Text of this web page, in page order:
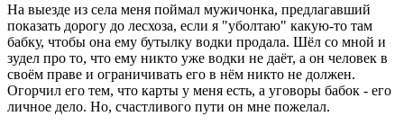
На выезде из села меня поймал мужичонка, предлагавший
показать дорогу до лесхоза, если я "уболтаю" какую-то там
бабку, чтобы она ему бутылку водки продала. Шёл со мной и
зудел про то, что ему никто уже водки не даёт, а он человек в
своём праве и ограничивать его в нём никто не должен.
Огорчил его тем, что карты у меня есть, а уговоры бабок - его
личное дело. Но, счастливого пути он мне пожелал.